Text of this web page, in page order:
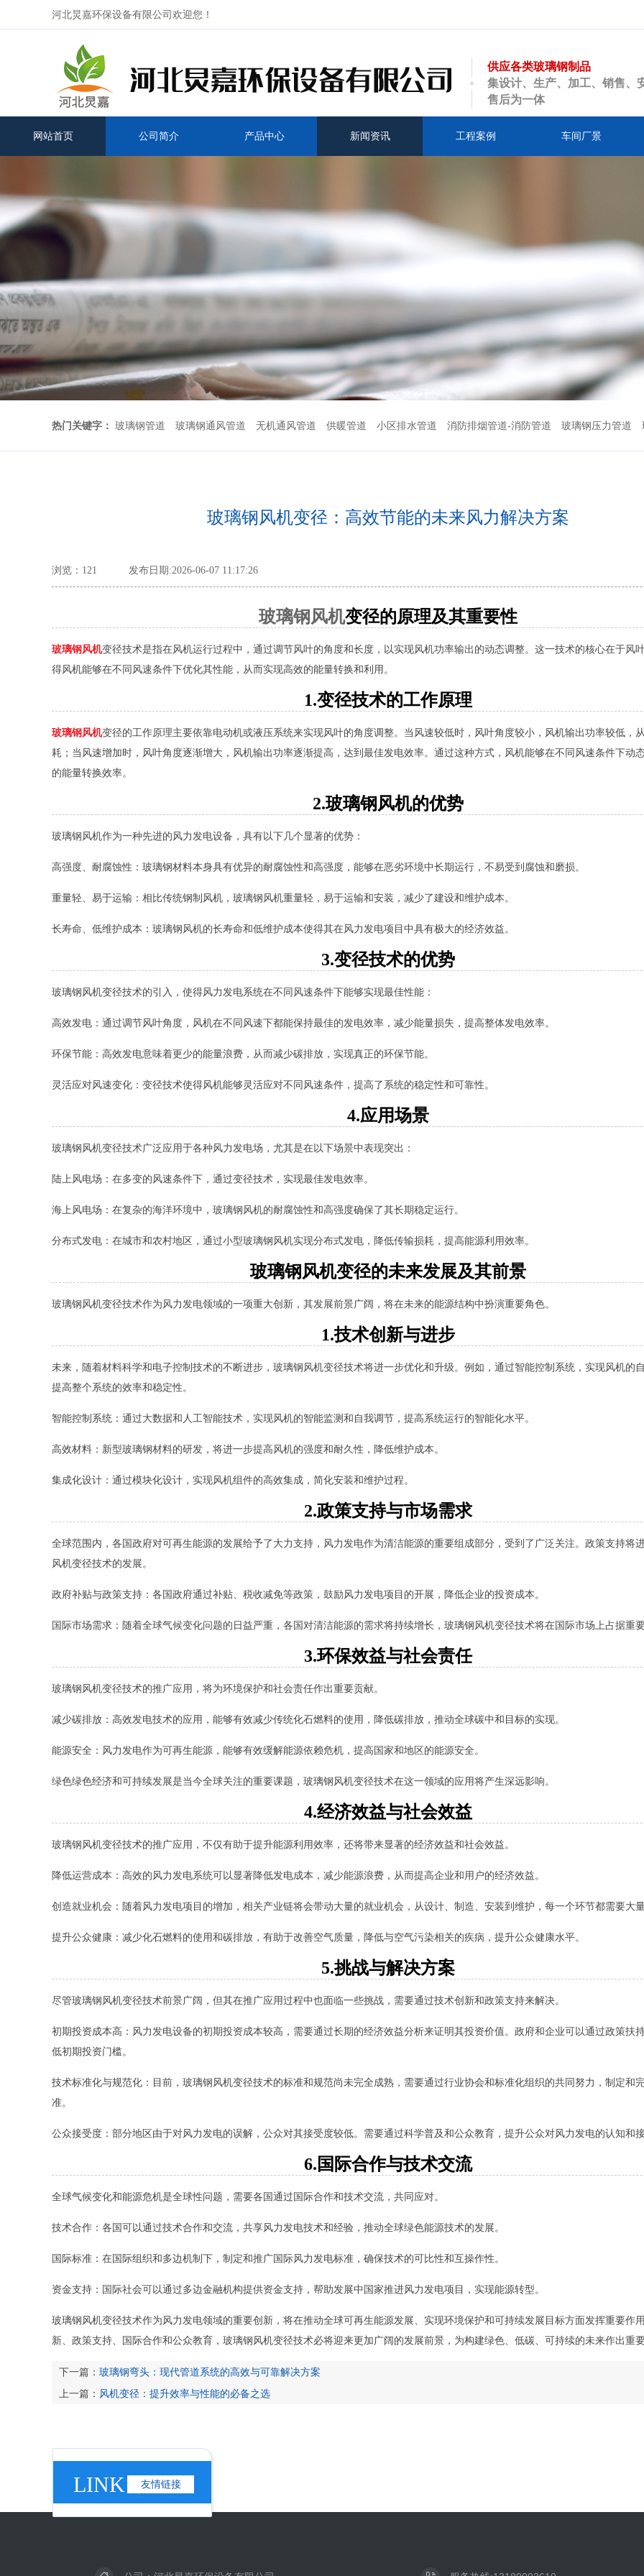
河北炅嘉环保设备有限公司欢迎您！
供应各类玻璃钢制品
集设计、生产、加工、销售、
售后为一体
网站首页 公司简介 产品中心 新闻资讯 工程案例 车间厂景
热门关键字： 玻璃钢管道 玻璃钢通风管道 无机通风管道 供暖管道 小区排水管道 消防排烟管道-消防管道 玻璃钢压力管道
玻璃钢风机变径：高效节能的未来风力解决方案
浏览： 121 发布日期:2026-06-07 11:17:26
玻璃钢风机变径的原理及其重要性
玻璃钢风机变径技术是指在风机运行过程中，通过调节风叶的角度和长度，以实现风机功率输出的动态调整。这一技术的核心在于风
得风机能够在不同风速条件下优化其性能，从而实现高效的能量转换和利用。
1.变径技术的工作原理
玻璃钢风机变径的工作原理主要依靠电动机或液压系统来实现风叶的角度调整。当风速较低时，风叶角度较小，风机输出功率较低，
耗；当风速增加时，风叶角度逐渐增大，风机输出功率逐渐提高，达到最佳发电效率。通过这种方式，风机能够在不同风速条件下动
的能量转换效率。
2.玻璃钢风机的优势
玻璃钢风机作为一种先进的风力发电设备，具有以下几个显著的优势：
高强度、耐腐蚀性：玻璃钢材料本身具有优异的耐腐蚀性和高强度，能够在恶劣环境中长期运行，不易受到腐蚀和磨损。
重量轻、易于运输：相比传统钢制风机，玻璃钢风机重量轻，易于运输和安装，减少了建设和维护成本。
长寿命、低维护成本：玻璃钢风机的长寿命和低维护成本使得其在风力发电项目中具有极大的经济效益。
3.变径技术的优势
玻璃钢风机变径技术的引入，使得风力发电系统在不同风速条件下能够实现最佳性能：
高效发电：通过调节风叶角度，风机在不同风速下都能保持最佳的发电效率，减少能量损失，提高整体发电效率。
环保节能：高效发电意味着更少的能量浪费，从而减少碳排放，实现真正的环保节能。
灵活应对风速变化：变径技术使得风机能够灵活应对不同风速条件，提高了系统的稳定性和可靠性。
4.应用场景
玻璃钢风机变径技术广泛应用于各种风力发电场，尤其是在以下场景中表现突出：
陆上风电场：在多变的风速条件下，通过变径技术，实现最佳发电效率。
海上风电场：在复杂的海洋环境中，玻璃钢风机的耐腐蚀性和高强度确保了其长期稳定运行。
分布式发电：在城市和农村地区，通过小型玻璃钢风机实现分布式发电，降低传输损耗，提高能源利用效率。
玻璃钢风机变径的未来发展及其前景
玻璃钢风机变径技术作为风力发电领域的一项重大创新，其发展前景广阔，将在未来的能源结构中扮演重要角色。
1.技术创新与进步
未来，随着材料科学和电子控制技术的不断进步，玻璃钢风机变径技术将进一步优化和升级。例如，通过智能控制系统，实现风机的
提高整个系统的效率和稳定性。
智能控制系统：通过大数据和人工智能技术，实现风机的智能监测和自我调节，提高系统运行的智能化水平。
高效材料：新型玻璃钢材料的研发，将进一步提高风机的强度和耐久性，降低维护成本。
集成化设计：通过模块化设计，实现风机组件的高效集成，简化安装和维护过程。
2.政策支持与市场需求
全球范围内，各国政府对可再生能源的发展给予了大力支持，风力发电作为清洁能源的重要组成部分，受到了广泛关注。政策支持将
风机变径技术的发展。
政府补贴与政策支持：各国政府通过补贴、税收减免等政策，鼓励风力发电项目的开展，降低企业的投资成本。
国际市场需求：随着全球气候变化问题的日益严重，各国对清洁能源的需求将持续增长，玻璃钢风机变径技术将在国际市场上占据重要
3.环保效益与社会责任
玻璃钢风机变径技术的推广应用，将为环境保护和社会责任作出重要贡献。
减少碳排放：高效发电技术的应用，能够有效减少传统化石燃料的使用，降低碳排放，推动全球碳中和目标的实现。
能源安全：风力发电作为可再生能源，能够有效缓解能源依赖危机，提高国家和地区的能源安全。
绿色绿色经济和可持续发展是当今全球关注的重要课题，玻璃钢风机变径技术在这一领域的应用将产生深远影响。
4.经济效益与社会效益
玻璃钢风机变径技术的推广应用，不仅有助于提升能源利用效率，还将带来显著的经济效益和社会效益。
降低运营成本：高效的风力发电系统可以显著降低发电成本，减少能源浪费，从而提高企业和用户的经济效益。
创造就业机会：随着风力发电项目的增加，相关产业链将会带动大量的就业机会，从设计、制造、安装到维护，每一个环节都需要大量
提升公众健康：减少化石燃料的使用和碳排放，有助于改善空气质量，降低与空气污染相关的疾病，提升公众健康水平。
5.挑战与解决方案
尽管玻璃钢风机变径技术前景广阔，但其在推广应用过程中也面临一些挑战，需要通过技术创新和政策支持来解决。
初期投资成本高：风力发电设备的初期投资成本较高，需要通过长期的经济效益分析来证明其投资价值。政府和企业可以通过政策扶
低初期投资门槛。
技术标准化与规范化：目前，玻璃钢风机变径技术的标准和规范尚未完全成熟，需要通过行业协会和标准化组织的共同努力，制定和
准。
公众接受度：部分地区由于对风力发电的误解，公众对其接受度较低。需要通过科学普及和公众教育，提升公众对风力发电的认知和接
6.国际合作与技术交流
全球气候变化和能源危机是全球性问题，需要各国通过国际合作和技术交流，共同应对。
技术合作：各国可以通过技术合作和交流，共享风力发电技术和经验，推动全球绿色能源技术的发展。
国际标准：在国际组织和多边机制下，制定和推广国际风力发电标准，确保技术的可比性和互操作性。
资金支持：国际社会可以通过多边金融机构提供资金支持，帮助发展中国家推进风力发电项目，实现能源转型。
玻璃钢风机变径技术作为风力发电领域的重要创新，将在推动全球可再生能源发展、实现环境保护和可持续发展目标方面发挥重要作
新、政策支持、国际合作和公众教育，玻璃钢风机变径技术必将迎来更加广阔的发展前景，为构建绿色、低碳、可持续的未来作出重要
下一篇： 玻璃钢弯头：现代管道系统的高效与可靠解决方案
上一篇： 风机变径：提升效率与性能的必备之选
LINK 友情链接